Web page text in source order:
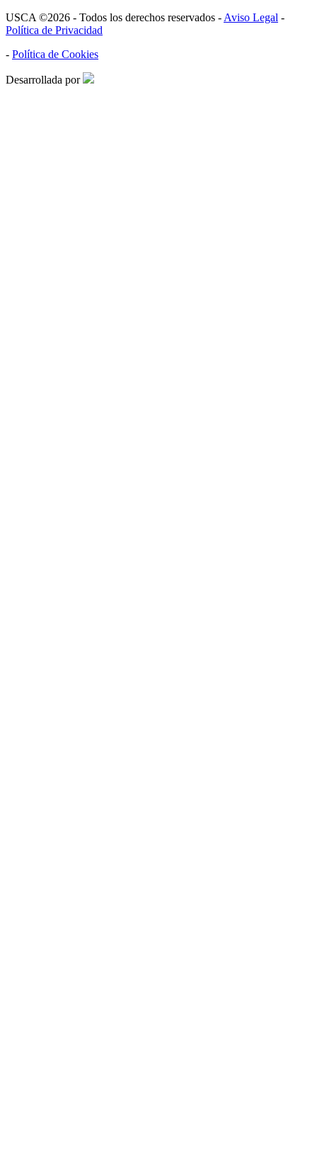
USCA ©2026 - Todos los derechos reservados - Aviso Legal -
Política de Privacidad
- Política de Cookies
Desarrollada por